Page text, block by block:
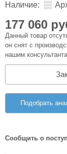
Наличие:
177 060
Данный товар
он снят с
нашим
Подобрать
Сообщить о